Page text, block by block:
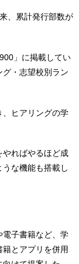
、累計発行部数が
」に掲載してい
・志望校別ラン
、ヒアリングの学
やればやるほど成
な機能も搭載し
電子書籍など、学
とアプリを併用